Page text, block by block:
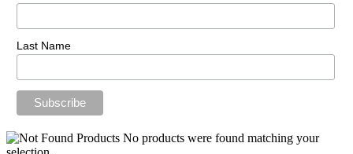
Last Name
No products were found matching your